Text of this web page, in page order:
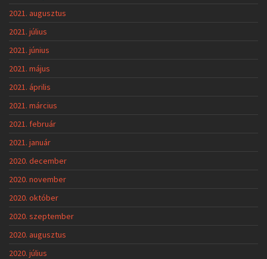
2021. augusztus
2021. július
2021. június
2021. május
2021. április
2021. március
2021. február
2021. január
2020. december
2020. november
2020. október
2020. szeptember
2020. augusztus
2020. július